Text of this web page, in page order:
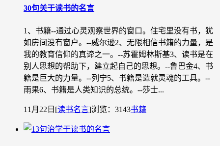
30句关于读书的名言
1、书籍--通过心灵观察世界的窗口。住宅里没有书，犹
如房间没有窗户。--威尔逊2、无限相信书籍的力量，是
我的教育信仰的真谛之一。--苏霍姆林斯基3、读书是在
别人思想的帮助下，建立起自己的思想。--鲁巴金4、书
籍是巨大的力量。--列宁5、书籍是造就灵魂的工具。--
雨果6、书籍是人类知识的总统。--莎士...
11月22日 [读书名言]浏览：3143书籍